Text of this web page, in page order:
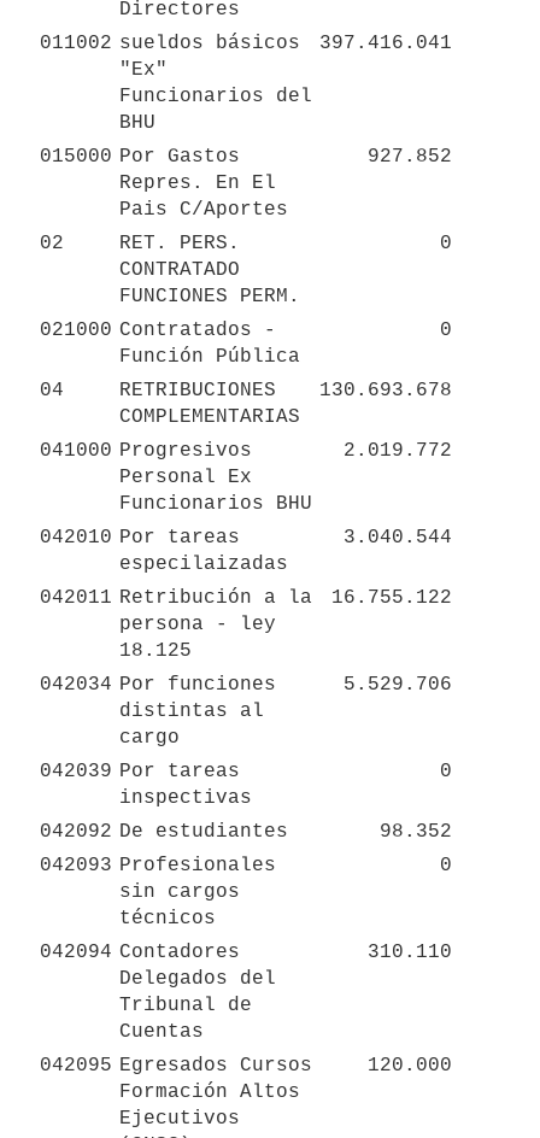
Directores
011002 sueldos básicos
"Ex"
Funcionarios del
BHU
397.416.041
015000 Por Gastos
Repres. En El
Pais C/Aportes
927.852
02
RET. PERS.
CONTRATADO
FUNCIONES PERM.
0
021000 Contratados -
Función Pública
0
04
RETRIBUCIONES
COMPLEMENTARIAS
130.693.678
041000 Progresivos
Personal Ex
Funcionarios BHU
2.019.772
042010 Por tareas
especilaizadas
3.040.544
042011 Retribución a la
persona - ley
18.125
16.755.122
042034 Por funciones
distintas al
cargo
5.529.706
042039 Por tareas
inspectivas
0
042092 De estudiantes
98.352
042093 Profesionales
sin cargos
técnicos
0
042094 Contadores
Delegados del
Tribunal de
Cuentas
310.110
042095 Egresados Cursos
Formación Altos
Ejecutivos
120.000